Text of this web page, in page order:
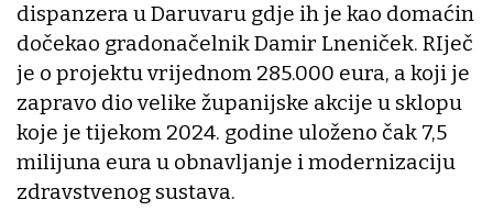
dispanzera u Daruvaru gdje ih je kao domaćin
dočekao gradonačelnik Damir Lneniček. RIječ
je o projektu vrijednom 285.000 eura, a koji je
zapravo dio velike županijske akcije u sklopu
koje je tijekom 2024. godine uloženo čak 7,5
milijuna eura u obnavljanje i modernizaciju
zdravstvenog sustava.